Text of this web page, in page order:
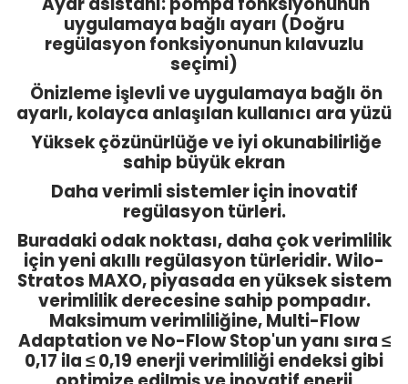
uygulamaya bağlı ayarı (Doğru
regülasyon fonksiyonunun kılavuzlu
seçimi)
Önizleme işlevli ve uygulamaya bağlı ön
ayarlı, kolayca anlaşılan kullanıcı ara yüzü
Yüksek çözünürlüğe ve iyi okunabilirliğe
sahip büyük ekran
Daha verimli sistemler için inovatif
regülasyon türleri.
Buradaki odak noktası, daha çok verimlilik
için yeni akıllı regülasyon türleridir. Wilo-
Stratos MAXO, piyasada en yüksek sistem
verimlilik derecesine sahip pompadır.
Maksimum verimliliğine, Multi-Flow
Adaptation ve No-Flow Stop'un yanı sıra ≤
0,17 ila ≤ 0,19 enerji verimliliği endeksi gibi